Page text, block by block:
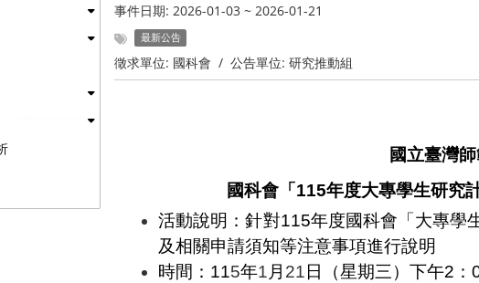
事件日期: 2026-01-03 ~ 2026-01-21
最新公告
徵求單位: 國科會 / 公告單位: 研究推動組
國立臺灣
國科會「115年度大專學生研究
活動說明：針對115年度國科會「大專學
及相關申請須知等注意事項進行說明
時間：115年1 月 21 日（星期三）下午2：